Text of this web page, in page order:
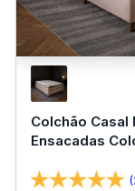
Colchão Casal
Ensacadas